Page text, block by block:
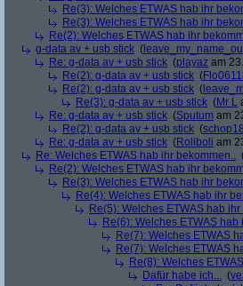
Re(3): Welches ETWAS hab ihr
Re(3): Welches ETWAS hab ihr
Re(2): Welches ETWAS hab ihr
g-data av + usb stick (
Re: g-data av + usb stick (playaz am
Re(2): g-data av + usb stick (
Re(2): g-data av + usb stick (
Re(3): g-data av + usb stick (Mr L
Re: g-data av + usb stick (Sputum am
Re(2): g-data av + usb stick (schop18
Re: g-data av + usb stick (Roliboli am
Re: Welches ETWAS hab ihr bekommen..
Re(2): Welches ETWAS hab ihr
Re(3): Welches ETWAS hab ihr
Re(4): Welches ETWAS hab ihr
Re(5): Welches ETWAS hab
Re(6): Welches ETWAS hab
Re(7): Welches ETWAS
Re(7): Welches ETWAS
Re(8): Welches
Dafür habe ich... (